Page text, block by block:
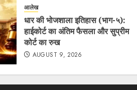
आलेख
धार की भोजशाला इतिहास (भाग-५):
हाईकोर्ट का अंतिम फैसला और सुप्रीम
कोर्ट का रुख
AUGUST 9, 2026